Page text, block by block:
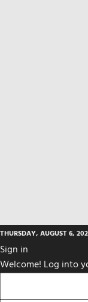
THURSDAY, AUGUST 6,
Sign in
Welcome! Log into